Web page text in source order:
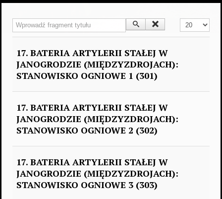
Wprowadź fragment tytułu Pokaż #
17. BATERIA ARTYLERII STAŁEJ W
JANOGRODZIE (MIĘDZYZDROJACH):
STANOWISKO OGNIOWE 1 (301)
17. BATERIA ARTYLERII STAŁEJ W
JANOGRODZIE (MIĘDZYZDROJACH):
STANOWISKO OGNIOWE 2 (302)
17. BATERIA ARTYLERII STAŁEJ W
JANOGRODZIE (MIĘDZYZDROJACH):
STANOWISKO OGNIOWE 3 (303)